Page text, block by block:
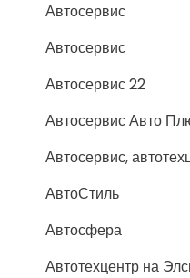
Автосервис
Автосервис
Автосервис 22
Автосервис Авто
Автосервис,
АвтоСтиль
Автосфера
Автотехцентр на